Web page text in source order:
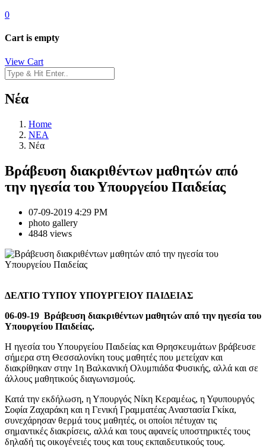
0
Cart is empty
View Cart
Νέα
Home
NEA
Νέα
Βράβευση διακριθέντων μαθητών από
την ηγεσία του Υπουργείου Παιδείας
07-09-2019 4:29 PM
photo gallery
4848 views
ΔΕΛΤΙΟ ΤΥΠΟΥ ΥΠΟΥΡΓΕΙΟΥ ΠΑΙΔΕΙΑΣ
06-09-19 Βράβευση διακριθέντων μαθητών από την ηγεσία του
Υπουργείου Παιδείας.
Η ηγεσία του Υπουργείου Παιδείας και Θρησκευμάτων βράβευσε
σήμερα στη Θεσσαλονίκη τους μαθητές που μετείχαν και
διακρίθηκαν στην 1η Βαλκανική Ολυμπιάδα Φυσικής, αλλά και σε
άλλους μαθητικούς διαγωνισμούς.
Κατά την εκδήλωση, η Υπουργός Νίκη Κεραμέως, η Υφυπουργός
Σοφία Ζαχαράκη και η Γενική Γραμματέας Αναστασία Γκίκα,
συνεχάρησαν θερμά τους μαθητές, οι οποίοι πέτυχαν τις
σημαντικές διακρίσεις, αλλά και τους αφανείς υποστηρικτές τους
δηλαδή τις οικογένειές τους και τους εκπαιδευτικούς τους.